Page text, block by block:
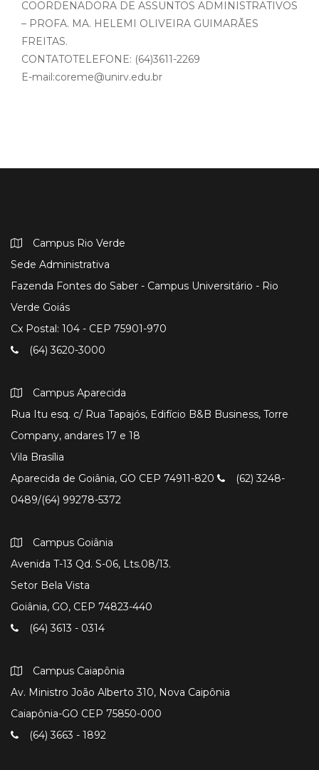
COORDENADORA DE ASSUNTOS ADMINISTRATIVOS
– PROFA. MA. HELEMI OLIVEIRA GUIMARÃES
FREITAS.
CONTATOTELEFONE: (64)3611-2269
E-mail:coreme@unirv.edu.br
Campus Rio Verde
Sede Administrativa
Fazenda Fontes do Saber - Campus Universitário - Rio
Verde Goiás
Cx Postal: 104 - CEP 75901-970
(64) 3620-3000
Campus Aparecida
Rua Itu esq. c/ Rua Tapajós, Edifício B&B Business, Torre
Company, andares 17 e 18
Vila Brasília
Aparecida de Goiânia, GO CEP 74911-820
(62) 3248-
0489/(64) 99278-5372
Campus Goiânia
Avenida T-13 Qd. S-06, Lts.08/13.
Setor Bela Vista
Goiânia, GO, CEP 74823-440
(64) 3613 - 0314
Campus Caiapônia
Av. Ministro João Alberto 310, Nova Caipônia
Caiapônia-GO CEP 75850-000
(64) 3663 - 1892